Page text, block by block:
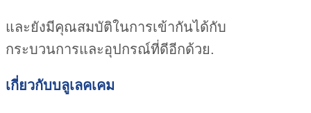
และยังมีคุณสมบัติในการเข้ากันได้กับ
กระบวนการและอุปกรณ์ที่ดีอีกด้วย.
เกี่ยวกับบลูเลคเคม